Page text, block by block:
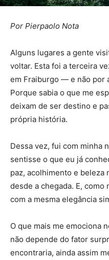
Por Pierpaolo Nota
Alguns lugares a gente
voltar. Esta foi a terceira
em Fraiburgo — e não por
Porque sabia o que me
deixam de ser destino e
própria história.
Dessa vez, fui com minha
sentisse o que eu já
paz, acolhimento e beleza
desde a chegada. E,
com a mesma elegância
O que mais me emociona
não depende do fator
encontraria, ainda assim